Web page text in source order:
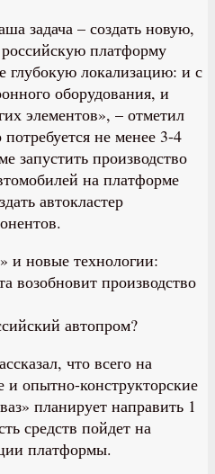
задача – создать новую,
платформу
глубокую локализацию: и с
оборудования, и
элементов», – отметил
не менее 3-4
запустить производство
на платформе
автокластер
и новые технологии:
автопром?
что всего на
и опытно-конструкторские
планирует направить 1
средств пойдет на
платформы.